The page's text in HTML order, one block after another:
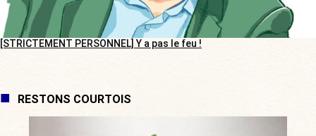
[STRICTEMENT PERSONNEL] Y a pas le feu !
RESTONS COURTOIS